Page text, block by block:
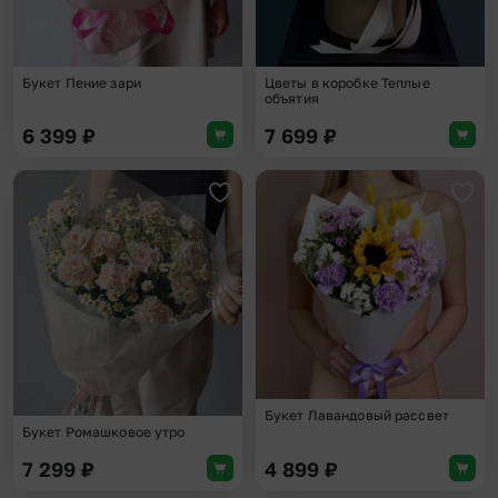
Букет Пение зари
6 399 ₽
Цветы в коробке Теплые
объятия
7 699 ₽
Добавить в избранное
Букет Ромашковое утро
7 299 ₽
Букет Лавандовый рассвет
4 899 ₽